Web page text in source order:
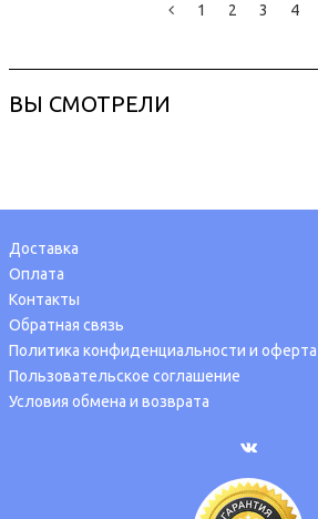
1 2 3 4
ВЫ СМОТРЕЛИ
Доставка
Оплата
Контакты
Обратная связь
Политика конфиденциальности и оферта
Пользовательское соглашение
Условия обмена и возврата